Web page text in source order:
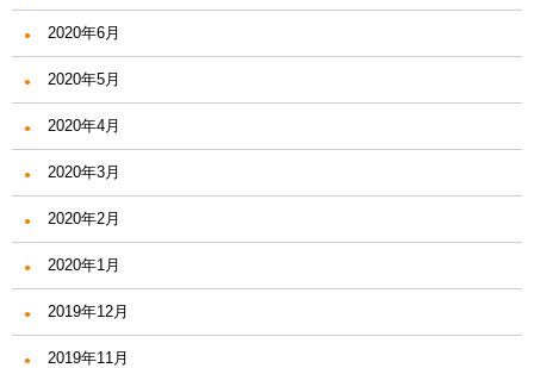
2020年6月
2020年5月
2020年4月
2020年3月
2020年2月
2020年1月
2019年12月
2019年11月